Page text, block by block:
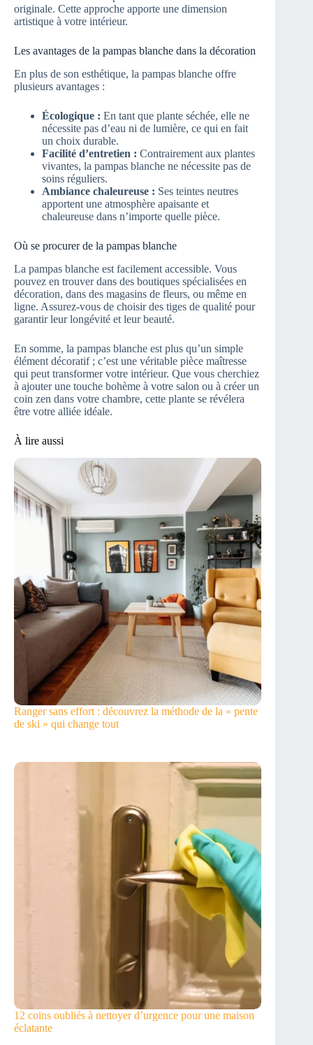
originale. Cette approche apporte une dimension
artistique à votre intérieur.
Les avantages de la pampas blanche dans la décoration
En plus de son esthétique, la pampas blanche offre
plusieurs avantages :
Écologique : En tant que plante séchée, elle ne
nécessite pas d’eau ni de lumière, ce qui en fait
un choix durable.
Facilité d’entretien : Contrairement aux plantes
vivantes, la pampas blanche ne nécessite pas de
soins réguliers.
Ambiance chaleureuse : Ses teintes neutres
apportent une atmosphère apaisante et
chaleureuse dans n’importe quelle pièce.
Où se procurer de la pampas blanche
La pampas blanche est facilement accessible. Vous
pouvez en trouver dans des boutiques spécialisées en
décoration, dans des magasins de fleurs, ou même en
ligne. Assurez-vous de choisir des tiges de qualité pour
garantir leur longévité et leur beauté.
En somme, la pampas blanche est plus qu’un simple
élément décoratif ; c’est une véritable pièce maîtresse
qui peut transformer votre intérieur. Que vous cherchiez
à ajouter une touche bohème à votre salon ou à créer un
coin zen dans votre chambre, cette plante se révélera
être votre alliée idéale.
À lire aussi
Ranger sans effort : découvrez la méthode de la « pente
de ski » qui change tout
12 coins oubliés à nettoyer d’urgence pour une maison
éclatante